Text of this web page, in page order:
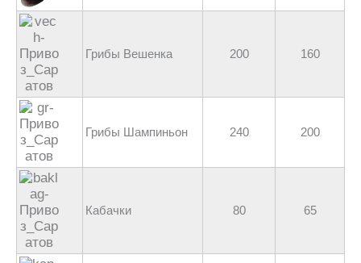
Грибы Вешенка 200 160
Грибы Шампиньон 240 200
Кабачки 80 65